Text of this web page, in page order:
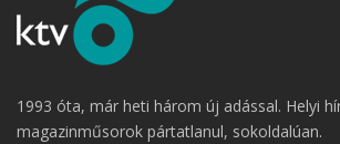
1993 óta, már heti három új adással. Helyi
magazinműsorok pártatlanul, sokoldalúan.